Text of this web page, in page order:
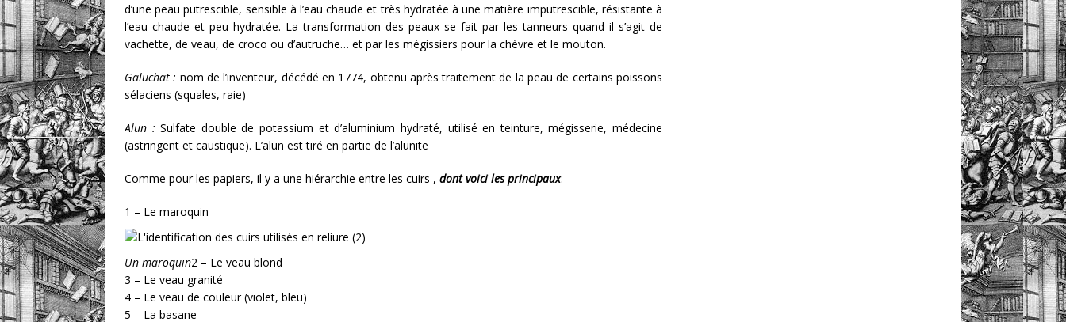
d’une peau putrescible, sensible à l’eau chaude et très hydratée à une matière imputrescible, résistante à
l’eau chaude et peu hydratée. La transformation des peaux se fait par les tanneurs quand il s’agit de
vachette, de veau, de croco ou d’autruche… et par les mégissiers pour la chèvre et le mouton.
Galuchat : nom de l’inventeur, décédé en 1774, obtenu après traitement de la peau de certains poissons
sélaciens (squales, raie)
Alun : Sulfate double de potassium et d’aluminium hydraté, utilisé en teinture, mégisserie, médecine
(astringent et caustique). L’alun est tiré en partie de l’alunite
Comme pour les papiers, il y a une hiérarchie entre les cuirs , dont voici les principaux:
1 – Le maroquin
Un maroquin2 – Le veau blond
3 – Le veau granité
4 – Le veau de couleur (violet, bleu)
5 – La basane